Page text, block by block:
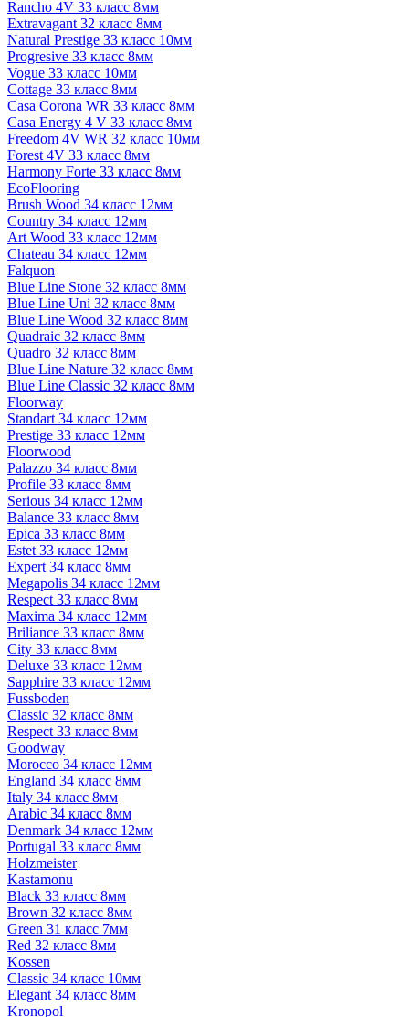
Rancho 4V 33 класс 8мм
Extravagant 32 класс 8мм
Natural Prestige 33 класс 10мм
Progresive 33 класс 8мм
Vogue 33 класс 10мм
Cottage 33 класс 8мм
Casa Corona WR 33 класс 8мм
Casa Energy 4 V 33 класс 8мм
Freedom 4V WR 32 класс 10мм
Forest 4V 33 класс 8мм
Harmony Forte 33 класс 8мм
EcoFlooring
Brush Wood 34 класс 12мм
Country 34 класс 12мм
Art Wood 33 класс 12мм
Chateau 34 класс 12мм
Falquon
Blue Line Stone 32 класс 8мм
Blue Line Uni 32 класс 8мм
Blue Line Wood 32 класс 8мм
Quadraic 32 класс 8мм
Quadro 32 класс 8мм
Blue Line Nature 32 класс 8мм
Blue Line Classic 32 класс 8мм
Floorway
Standart 34 класс 12мм
Prestige 33 класс 12мм
Floorwood
Palazzo 34 класс 8мм
Profile 33 класс 8мм
Serious 34 класс 12мм
Balance 33 класс 8мм
Epica 33 класс 8мм
Estet 33 класс 12мм
Expert 34 класс 8мм
Megapolis 34 класс 12мм
Respect 33 класс 8мм
Maxima 34 класс 12мм
Briliance 33 класс 8мм
City 33 класс 8мм
Deluxe 33 класс 12мм
Sapphire 33 класс 12мм
Fussboden
Classic 32 класс 8мм
Respect 33 класс 8мм
Goodway
Morocco 34 класс 12мм
England 34 класс 8мм
Italy 34 класс 8мм
Arabic 34 класс 8мм
Denmark 34 класс 12мм
Portugal 33 класс 8мм
Holzmeister
Kastamonu
Black 33 класс 8мм
Brown 32 класс 8мм
Green 31 класс 7мм
Red 32 класс 8мм
Kossen
Classic 34 класс 10мм
Elegant 34 класс 8мм
Kronopol